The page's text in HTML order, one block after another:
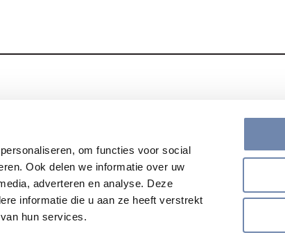
om functies voor social
Ook delen we informatie over uw
adverteren en analyse. Deze
informatie die u aan ze heeft verstrekt
hun services.
Blijf op de hoogte met onze nieuwsbrief